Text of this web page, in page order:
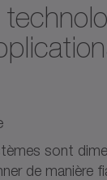
sont
de manière